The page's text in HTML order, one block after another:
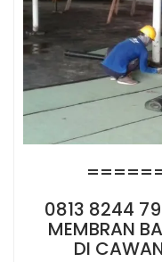
0813 8244
MEMBRAN
DI